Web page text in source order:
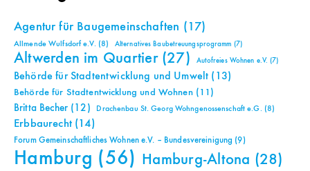
Agentur für Baugemeinschaften (17)
Allmende Wulfsdorf e.V. (8) Alternatives Baubetreuungsprogramm (7)
Altwerden im Quartier(27) Autofreies Wohnen e.V. (7)
Behörde für Stadtentwicklung und Umwelt (13)
Behörde für Stadtentwicklung und Wohnen(11)
Britta Becher(12) Drachenbau St. Georg Wohngenossenschaft e.G. (8)
Erbbaurecht(14)
Forum Gemeinschaftliches Wohnen e.V. – Bundesvereinigung (9)
Hamburg (56) Hamburg-Altona (28)